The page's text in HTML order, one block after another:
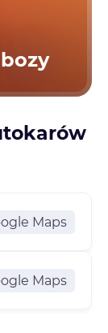
Maps
Maps